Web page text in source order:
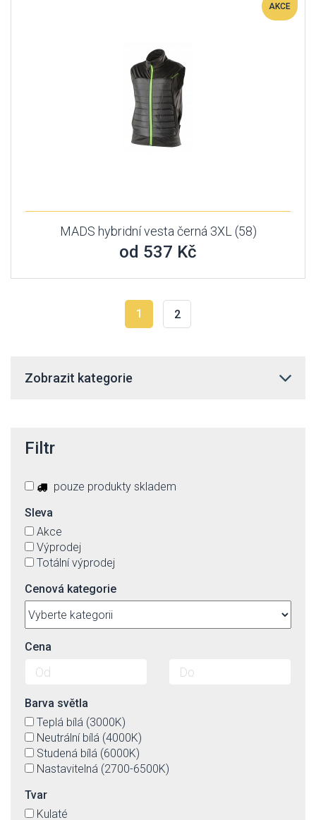
AKCE
MADS hybridní vesta černá 3XL (58)
od 537 Kč
1 2
Zobrazit kategorie
Filtr
pouze produkty skladem
Sleva
Akce
Výprodej
Totální výprodej
Cenová kategorie
Cena
Barva světla
Teplá bílá (3000K)
Neutrální bílá (4000K)
Studená bílá (6000K)
Nastavitelná (2700-6500K)
Tvar
Kulaté